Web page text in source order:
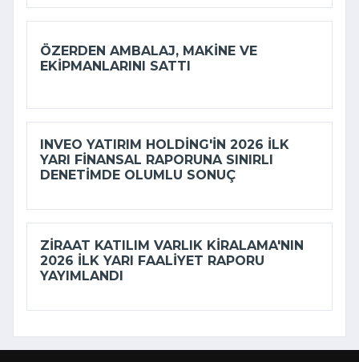
ÖZERDEN AMBALAJ, MAKINE VE
EKIPMANLARINI SATTI
INVEO YATIRIM HOLDING'IN 2026 ILK
YARI FINANSAL RAPORUNA SINIRLI
DENETIMDE OLUMLU SONUÇ
ZIRAAT KATILIM VARLIK KIRALAMA'NIN
2026 ILK YARI FAALIYET RAPORU
YAYIMLANDI